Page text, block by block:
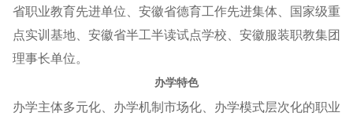
省职业教育先进单位、安徽省德育工作先进集体、国家级重
点实训基地、安徽省半工半读试点学校、安徽服装职教集团
理事长单位。
办学特色
办学主体多元化、办学机制市场化、办学模式层次化的职业